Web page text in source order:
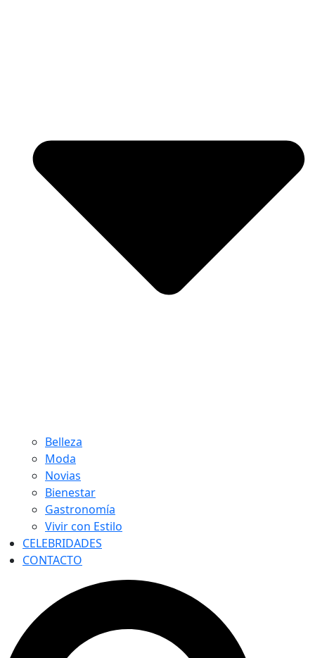
Belleza
Moda
Novias
Bienestar
Gastronomía
Vivir con Estilo
CELEBRIDADES
CONTACTO